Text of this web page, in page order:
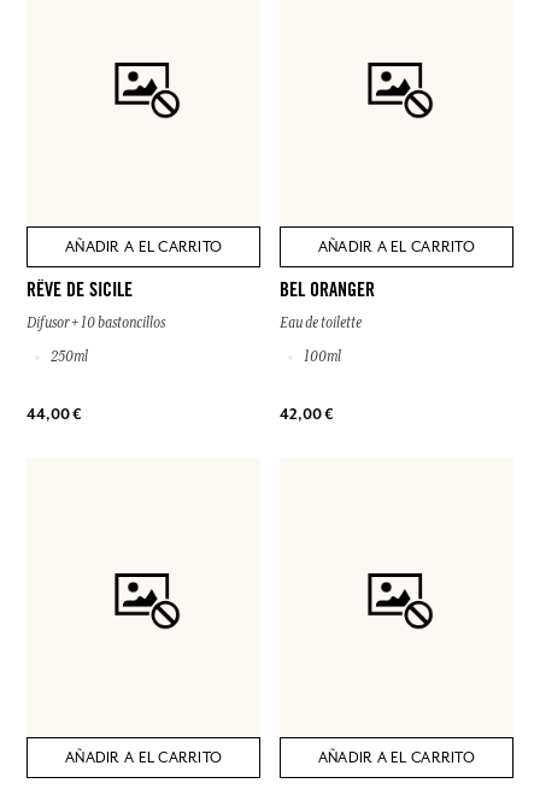
AÑADIR A EL CARRITO
RÊVE DE SICILE
Difusor + 10 bastoncillos
250ml
44,00 €
AÑADIR A EL CARRITO
BEL ORANGER
Eau de toilette
100ml
42,00 €
AÑADIR A EL CARRITO AÑADIR A EL CARRITO